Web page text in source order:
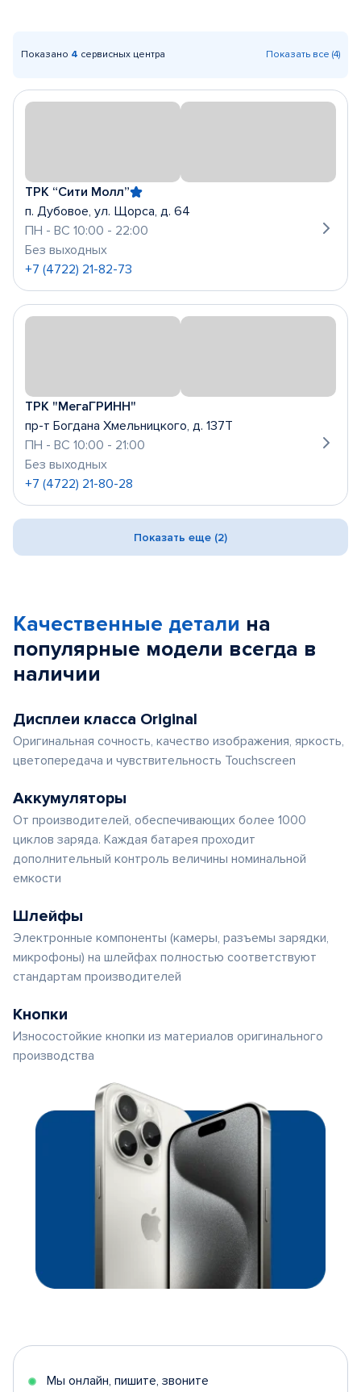
Показано 4 сервисных центра Показать все (4)
ТРК “Сити Молл”
п. Дубовое, ул. Щорса, д. 64
ПН - ВС 10:00 - 22:00
Без выходных
+7 (4722) 21-82-73
ТРК "МегаГРИНН"
пр-т Богдана Хмельницкого, д. 137Т
ПН - ВС 10:00 - 21:00
Без выходных
+7 (4722) 21-80-28
Показать еще (2)
Качественные детали на
популярные модели всегда в
наличии
Дисплеи класса Original
Оригинальная сочность, качество изображения, яркость,
цветопередача и чувствительность Touchscreen
Аккумуляторы
От производителей, обеспечивающих более 1000
циклов заряда. Каждая батарея проходит
дополнительный контроль величины номинальной
емкости
Шлейфы
Электронные компоненты (камеры, разъемы зарядки,
микрофоны) на шлейфах полностью соответствуют
стандартам производителей
Кнопки
Износостойкие кнопки из материалов оригинального
производства
Мы онлайн, пишите, звоните